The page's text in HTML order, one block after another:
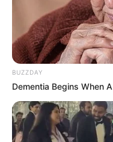
BUZZDAY
Dementia Begins When